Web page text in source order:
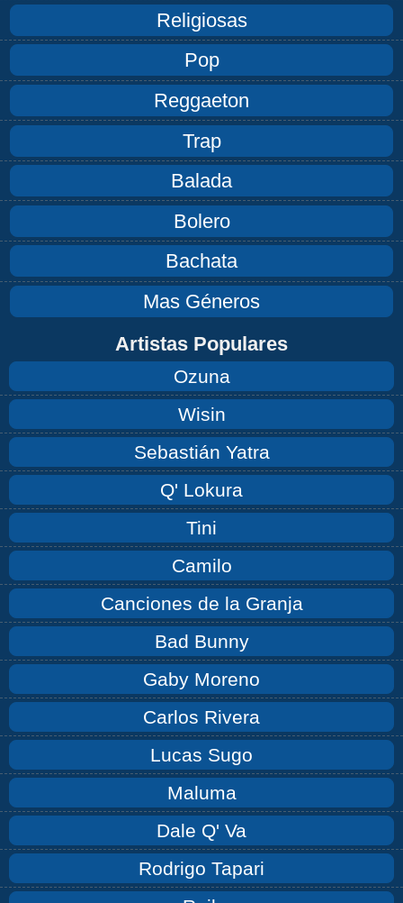
Religiosas
Pop
Reggaeton
Trap
Balada
Bolero
Bachata
Mas Géneros
Artistas Populares
Ozuna
Wisin
Sebastián Yatra
Q' Lokura
Tini
Camilo
Canciones de la Granja
Bad Bunny
Gaby Moreno
Carlos Rivera
Lucas Sugo
Maluma
Dale Q' Va
Rodrigo Tapari